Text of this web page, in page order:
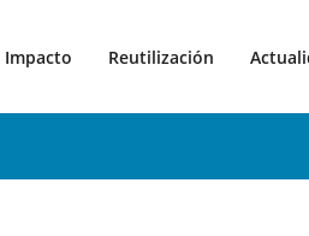
Impacto Reutilización